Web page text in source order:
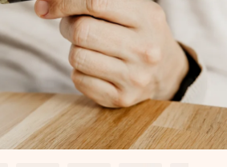
stappen iets unieks – met haar naam,
die raakt. Zonder gedoe, maar
het moment.